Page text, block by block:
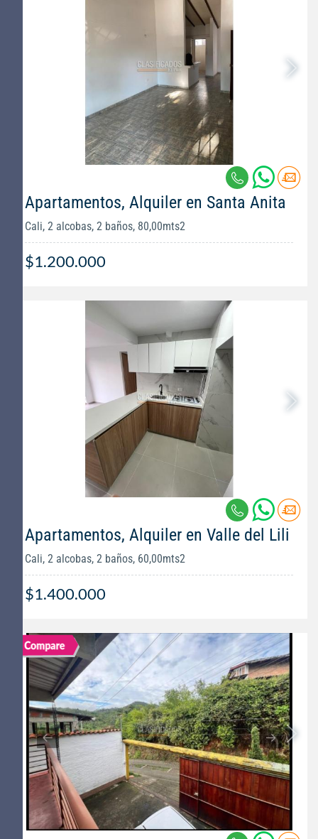
Apartamentos, Alquiler en Santa Anita
Cali, 2 alcobas, 2 baños, 80,00mts2
$1.200.000
Apartamentos, Alquiler en Valle del Lili
Cali, 2 alcobas, 2 baños, 60,00mts2
$1.400.000